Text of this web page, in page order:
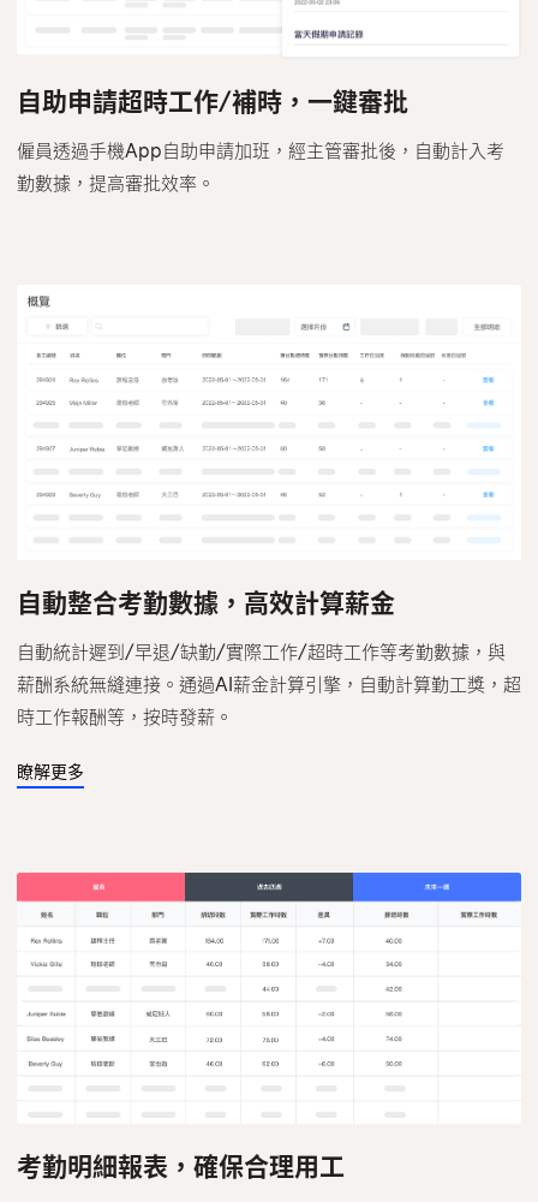
自助申請超時工作/補時，一鍵審批
僱員透過手機App自助申請加班，經主管審批後，自動計入考
勤數據，提高審批效率。
自動整合考勤數據，高效計算薪金
自動統計遲到/早退/缺勤/實際工作/超時工作等考勤數據，與
薪酬系統無縫連接。通過AI薪金計算引擎，自動計算勤工獎，超
時工作報酬等，按時發薪。
瞭解更多
考勤明細報表，確保合理用工